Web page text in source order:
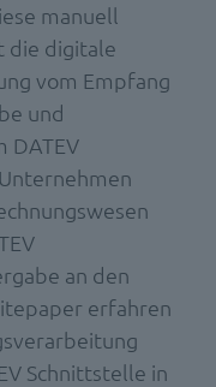
manuell
die digitale
vom Empfang
und
DATEV
an den
erfahren
Schnittstelle in